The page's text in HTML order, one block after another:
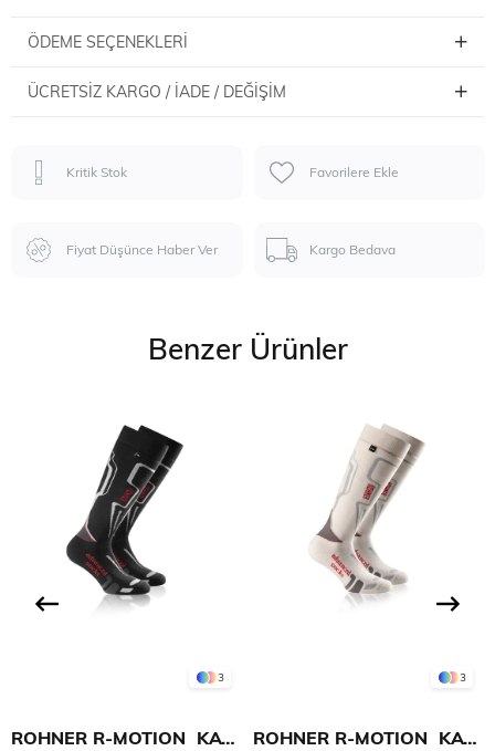
ÖDEME SEÇENEKLERI
ÜCRETSIZ KARGO / İADE / DEĞIŞIM
Kritik Stok Favorilere Ekle
Fiyat Düşünce Haber Ver Kargo Bedava
Benzer Ürünler
3
ROHNER R-MOTION KAYAK ÇORABI
3
ROHNER R-MOTION KAYAK ÇORABI